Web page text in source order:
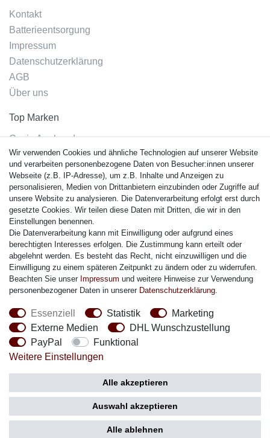
Kontakt
Batterieentsorgung
Impressum
Datenschutzerklärung
AGB
Über uns
Top Marken
Casio Armband
Festina Armband
Citizen Armband
M. Lacroix Armband
J. Lemans Armband
Uhrenarmbänder - Alle
Sicherheit
Social Media
Zahlung
Wir verwenden Cookies und ähnliche Technologien auf unserer Website
und verarbeiten personenbezogene Daten von Besucher:innen unserer
Webseite (z.B. IP-Adresse), um z.B. Inhalte und Anzeigen zu
personalisieren, Medien von Drittanbietern einzubinden oder Zugriffe auf
unsere Website zu analysieren. Die Datenverarbeitung erfolgt erst durch
gesetzte Cookies. Wir teilen diese Daten mit Dritten, die wir in den
Einstellungen benennen.
Die Datenverarbeitung kann mit Einwilligung oder aufgrund eines
berechtigten Interesses erfolgen. Die Zustimmung kann erteilt oder
abgelehnt werden. Es besteht das Recht, nicht einzuwilligen und die
Einwilligung zu einem späteren Zeitpunkt zu ändern oder zu widerrufen.
Beachten Sie unser Impressum und weitere Hinweise zur Verwendung
personenbezogener Daten in unserer Daten­schutz­erklärung
Essenziell Statistik
Marketing
Externe Medien
DHL Wunschzustellung
PayPal
Funktional
Weitere Einstellungen
Alle akzeptieren
Auswahl akzeptieren
Alle ablehnen